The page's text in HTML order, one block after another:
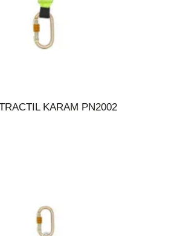
KARAM PN2002